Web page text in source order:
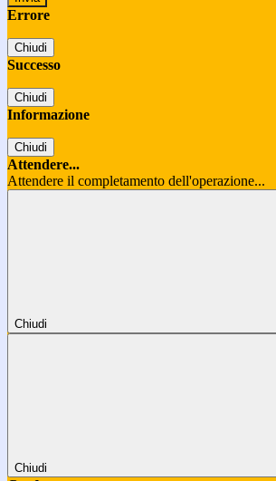
Errore
Chiudi
Successo
Chiudi
Informazione
Chiudi
Attendere...
Attendere il completamento dell'operazione...
Chiudi
Chiudi